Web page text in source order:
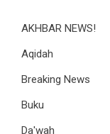
AKHBAR NEWS!
Aqidah
Breaking News
Buku
Da'wah